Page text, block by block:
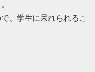
、学生に呆れられるこ